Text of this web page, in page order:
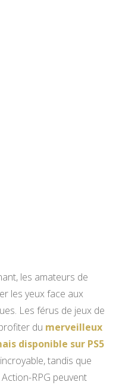
les amateurs de
les yeux face aux
Les férus de jeux de
du merveilleux
disponible sur PS5
tandis que
RPG peuvent